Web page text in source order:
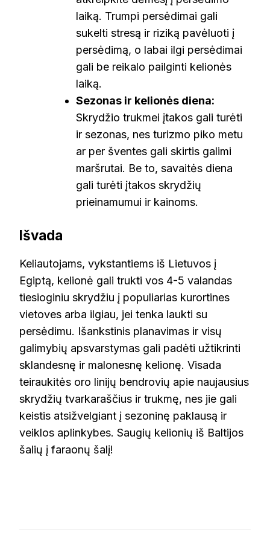
laiką. Trumpi persėdimai gali
sukelti stresą ir riziką pavėluoti į
persėdimą, o labai ilgi persėdimai
gali be reikalo pailginti kelionės
laiką.
Sezonas ir kelionės diena:
Skrydžio trukmei įtakos gali turėti
ir sezonas, nes turizmo piko metu
ar per šventes gali skirtis galimi
maršrutai. Be to, savaitės diena
gali turėti įtakos skrydžių
prieinamumui ir kainoms.
Išvada
Keliautojams, vykstantiems iš Lietuvos į
Egiptą, kelionė gali trukti vos 4-5 valandas
tiesioginiu skrydžiu į populiarias kurortines
vietoves arba ilgiau, jei tenka laukti su
persėdimu. Išankstinis planavimas ir visų
galimybių apsvarstymas gali padėti užtikrinti
sklandesnę ir malonesnę kelionę. Visada
teiraukitės oro linijų bendrovių apie naujausius
skrydžių tvarkaraščius ir trukmę, nes jie gali
keistis atsižvelgiant į sezoninę paklausą ir
veiklos aplinkybes. Saugių kelionių iš Baltijos
šalių į faraonų šalį!